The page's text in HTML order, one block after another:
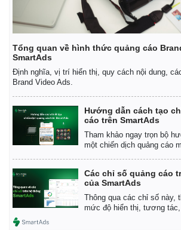
Tổng quan về hình thức quảng cáo
SmartAds
Định nghĩa, vị trí hiển thị, quy cách nội dung,
Brand Video Ads.
Hướng dẫn cách tạo
cáo trên SmartAds
Tham khảo ngay trọn bộ
một chiến dịch quảng cáo
Các chỉ số quảng cáo
của SmartAds
Thông qua các chỉ số này,
mức độ hiển thị, tương tác,